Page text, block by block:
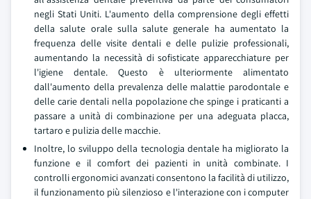
negli Stati Uniti. L'aumento della comprensione degli effetti
della salute orale sulla salute generale ha aumentato la
frequenza delle visite dentali e delle pulizie professionali,
aumentando la necessità di sofisticate apparecchiature per
l'igiene dentale. Questo è ulteriormente alimentato
dall'aumento della prevalenza delle malattie parodontale e
delle carie dentali nella popolazione che spinge i praticanti a
passare a unità di combinazione per una adeguata placca,
tartaro e pulizia delle macchie.
Inoltre, lo sviluppo della tecnologia dentale ha migliorato la
funzione e il comfort dei pazienti in unità combinate. I
controlli ergonomici avanzati consentono la facilità di utilizzo,
il funzionamento più silenzioso e l'interazione con i computer